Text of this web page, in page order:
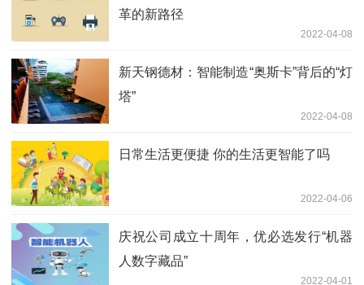
革的新路径
2022-04-08
新天钢德材：智能制造“奥斯卡”背后的“灯
塔”
2022-04-08
日常生活更便捷 你的生活更智能了吗
2022-04-06
庆祝公司成立十周年，优必选发行“机器
人数字藏品”
2022-04-01